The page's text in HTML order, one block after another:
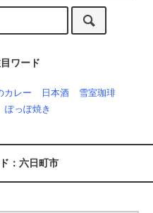
ワード
カレー 日本酒
雪室珈琲
ぽっぽ焼き
：六日町市